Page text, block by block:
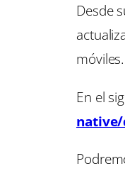
Desde
móviles.
En el